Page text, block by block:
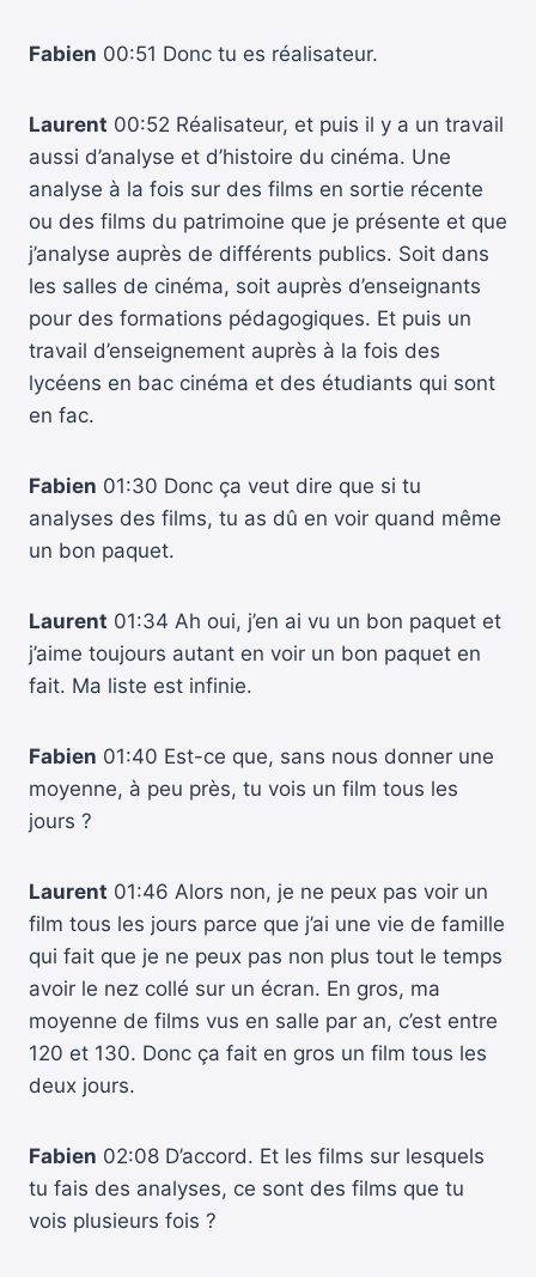
Fabien 00:51 Donc tu es réalisateur.
Laurent 00:52 Réalisateur, et puis il y a un travail
aussi d’analyse et d’histoire du cinéma. Une
analyse à la fois sur des films en sortie récente
ou des films du patrimoine que je présente et que
j’analyse auprès de différents publics. Soit dans
les salles de cinéma, soit auprès d’enseignants
pour des formations pédagogiques. Et puis un
travail d’enseignement auprès à la fois des
lycéens en bac cinéma et des étudiants qui sont
en fac.
Fabien 01:30 Donc ça veut dire que si tu
analyses des films, tu as dû en voir quand même
un bon paquet.
Laurent 01:34 Ah oui, j’en ai vu un bon paquet et
j’aime toujours autant en voir un bon paquet en
fait. Ma liste est infinie.
Fabien 01:40 Est-ce que, sans nous donner une
moyenne, à peu près, tu vois un film tous les
jours ?
Laurent 01:46 Alors non, je ne peux pas voir un
film tous les jours parce que j’ai une vie de famille
qui fait que je ne peux pas non plus tout le temps
avoir le nez collé sur un écran. En gros, ma
moyenne de films vus en salle par an, c’est entre
120 et 130. Donc ça fait en gros un film tous les
deux jours.
Fabien 02:08 D’accord. Et les films sur lesquels
tu fais des analyses, ce sont des films que tu
vois plusieurs fois ?